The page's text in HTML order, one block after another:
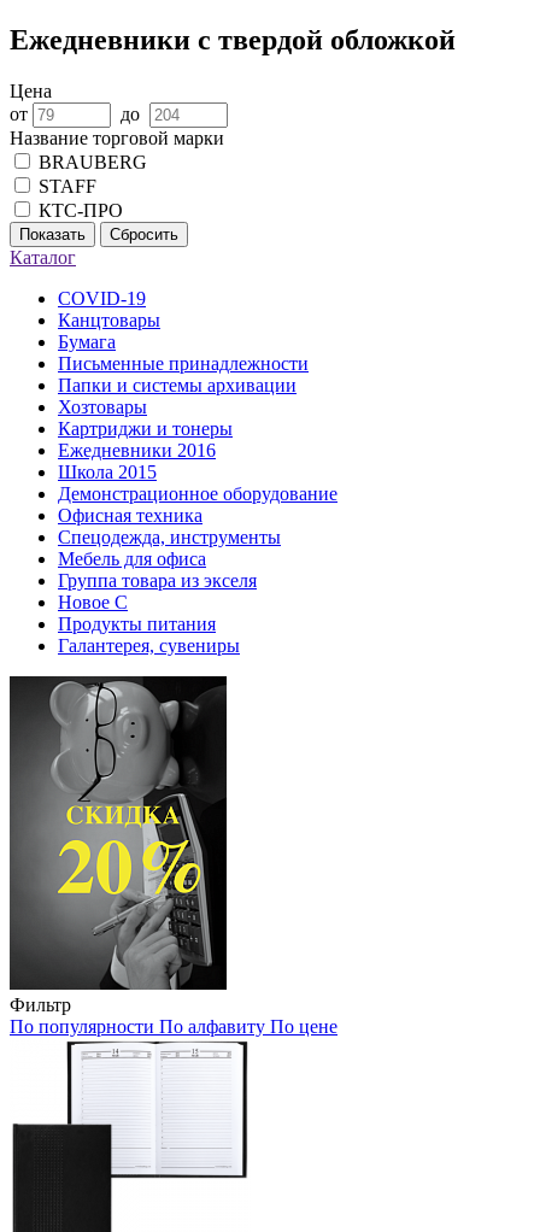
Ежедневники с твердой обложкой
Цена
от
до
Название торговой марки
BRAUBERG
STAFF
КТС-ПРО
Показать Сбросить
Каталог
COVID-19
Канцтовары
Бумага
Письменные принадлежности
Папки и системы архивации
Хозтовары
Картриджи и тонеры
Ежедневники 2016
Школа 2015
Демонстрационное оборудование
Офисная техника
Спецодежда, инструменты
Мебель для офиса
Группа товара из экселя
Новое С
Продукты питания
Галантерея, сувениры
Фильтр
По популярности По алфавиту По цене